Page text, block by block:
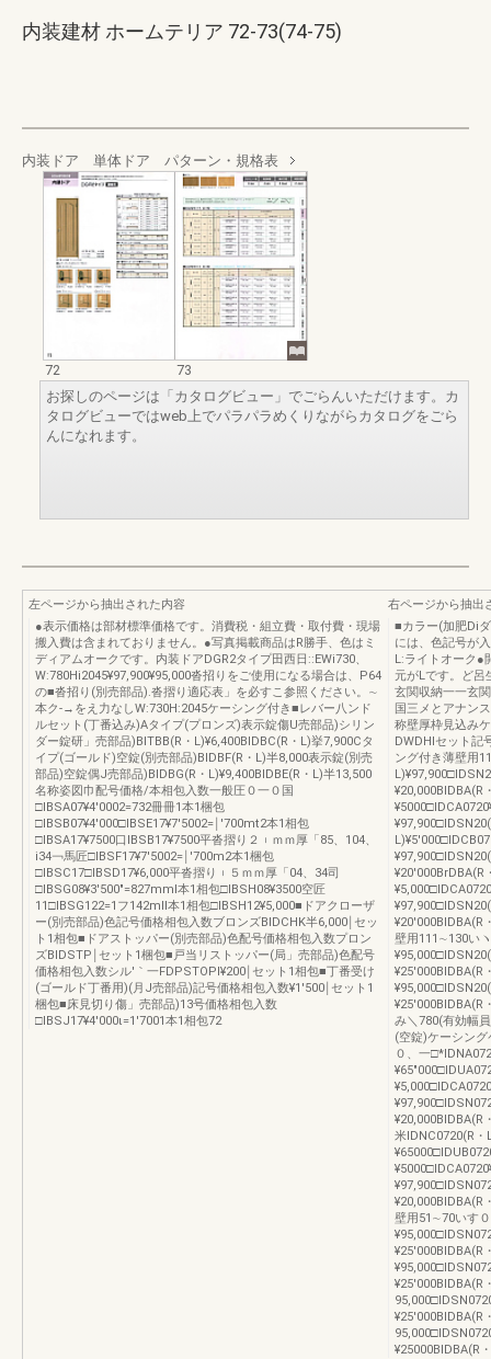
内装建材 ホームテリア 72-73(74-75)
内装ドア 単体ドア パターン・規格表
72
73
お探しのページは「カタログビュー」でごらんいただけます。カ
タログビューではweb上でパラパラめくりながらカタログをごら
んになれます。
左ページから抽出された内容
●表示価格は部材標準価格です。消費税・組立費・取付費・現場
搬入費は含まれておりません。●写真掲載商品はR勝手、色はミ
ディアムオークです。内装ドアDGR2タイプ田西日::EWi730、
W:780Hi2045¥97,900¥95,000沓招りをご使用になる場合は、P64
の■沓招り(別売部品).沓摺り適応表」を必すこ参照ください。∼
本ク‐→をえ力なしW:730H:2045ケーシング付き■レバー八ンド
ルセット(丁番込み)Aタイプ(プロンズ)表示錠傷U売部品)シリン
ダー錠研」売部品)BITBB(R・L)¥6,400BIDBC(R・L)挙7,900Cタ
イプ(ゴールド)空錠(別売部品)BIDBF(R・L)半8,000表示錠(別売
部品)空錠偶J売部品)BIDBG(R・L)¥9,400BIDBE(R・L)半13,500
名称姿図巾配号価格/本相包入数一般圧０一０国
□IBSA07¥4′0002=732冊冊1本1梱包
□IBSB07¥4′000□IBSE17¥7′5002=￨′700mt2本1相包
□IBSA17¥7500口IBSB17¥7500平沓摺り２︲ｍｍ厚「85、104、
i34￢馬匠□IBSF17¥7′5002=￨′700m2本1梱包
□IBSC17□IBSD17¥6,000平沓摺り︲５ｍｍ厚「04、34司
□IBSG08¥3′500″=827mml本1相包□IBSH08¥3500空匠
11□IBSG122=1フ142mll本1相包□IBSH12¥5,000■ドアクローザ
ー(別売部品)色記号価格相包入数ブロンズBIDCHK半6,000￨セッ
ト1相包■ドアストッパー(別売部品)色配号価格相包入数プロン
ズBIDSTP￨セット1梱包■戸当リストッパー(局」売部品)色配号
価格相包入数シル′｀一FDPSTOPl¥200￨セット1相包■丁番受け
(ゴールド丁番用)(月J売部品)記号価格相包入数¥1′500￨セット1
梱包■床見切り傷」売部品)13号価格相包入数
□IBSJ17¥4′000ι=1′7001本1相包72
右ページから抽出
■カラー(加肥Di
には、色記号が
L:ライトオーク●
元がLです。ど呂
玄関収納一一玄
国三メとアナン
称壁厚枠見込み
DWDHIセット記
ング付き薄壁用
¥20,000BIDBA(R
¥20′000BrDBA(R
¥20′000BIDBA(R
壁用111∼130い
み＼780(有効幅
(空錠)ケーシン
０、一
¥20,000BIDBA(R
米IDNC0720(R
¥20,000BIDBA(R
壁用51∼70いす
¥25000BIDBA(R